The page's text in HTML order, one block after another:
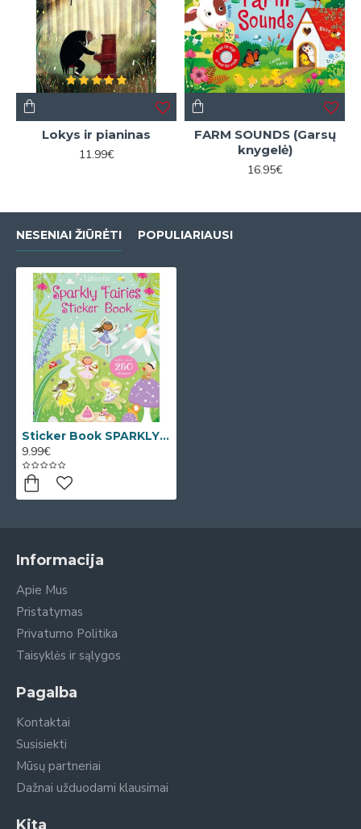
Lokys ir pianinas
11.99€
FARM SOUNDS (Garsų
knygelė)
16.95€
NESENIAI ŽIŪRĖTI POPULIARIAUSI
Sticker Book SPARKLY FAIRIES (Lipdukų knygelė)
9.99€
Informacija
Apie Mus
Pristatymas
Privatumo Politika
Taisyklės ir sąlygos
Pagalba
Kontaktai
Susisiekti
Mūsų partneriai
Dažnai užduodami klausimai
Kita